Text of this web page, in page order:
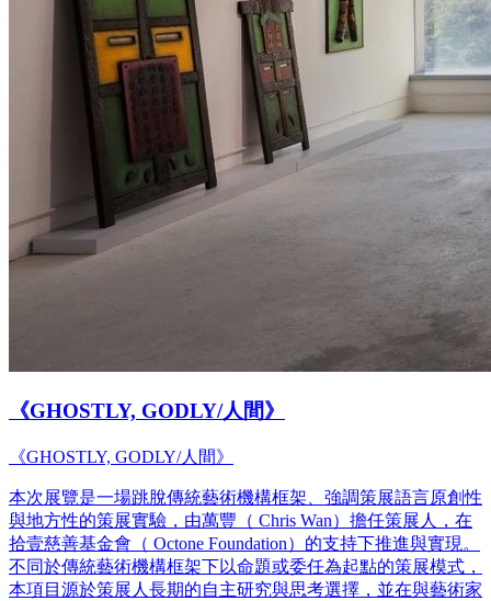
《GHOSTLY, GODLY/人間》
《GHOSTLY, GODLY/人間》
本次展覽是一場跳脫傳統藝術機構框架、強調策展語言原創性
與地方性的策展實驗，由萬豐（ Chris Wan）擔任策展人，在
拾壹慈善基金會（ Octone Foundation）的支持下推進與實現。
不同於傳統藝術機構框架下以命題或委任為起點的策展模式，
本項目源於策展人長期的自主研究與思考選擇，並在與藝術家